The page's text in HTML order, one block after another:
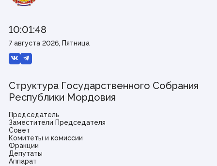
10:01:48
7 августа 2026, Пятница
Структура Государственного Собрания
Республики Мордовия
Председатель
Заместители Председателя
Совет
Комитеты и комиссии
Фракции
Депутаты
Аппарат